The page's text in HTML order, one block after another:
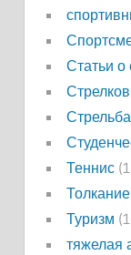
Статьи о
Теннис
Туризм
тяжелая